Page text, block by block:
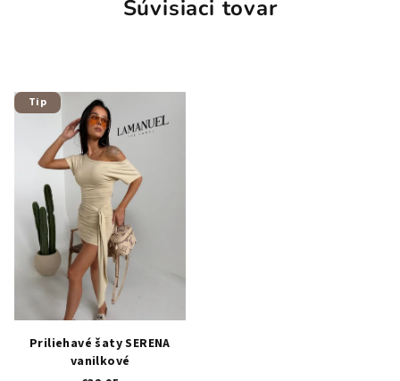
Súvisiaci tovar
Tip
Priliehavé šaty SERENA
vanilkové